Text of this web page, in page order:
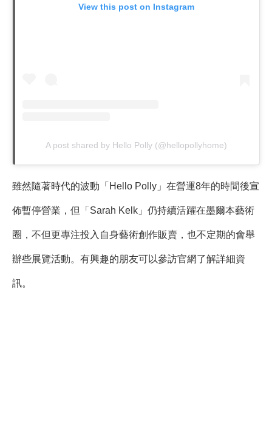
View this post on Instagram
A post shared by Hello Polly (@hellopollyhome)
雖然隨著時代的波動「Hello Polly」在營運8年的時間後宣
佈暫停營業，但「Sarah Kelk」仍持續活躍在墨爾本藝術
圈，不但更專注投入自身藝術創作販賣，也不定期的會舉
辦些展覽活動。有興趣的朋友可以參訪官網了解詳細資
訊。